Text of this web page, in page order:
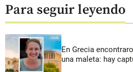
Para seguir leyendo
En Grecia
una maleta: hay